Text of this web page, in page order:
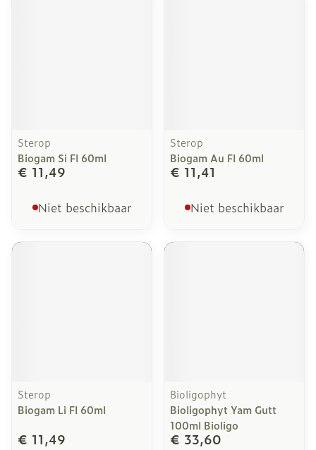
Sterop
Biogam Si Fl 60ml
€ 11,49
Niet beschikbaar
Sterop
Biogam Au Fl 60ml
€ 11,41
Niet beschikbaar
Sterop
Biogam Li Fl 60ml
€ 11,49
Bioligophyt
Bioligophyt Yam Gutt
100ml Bioligo
€ 33,60